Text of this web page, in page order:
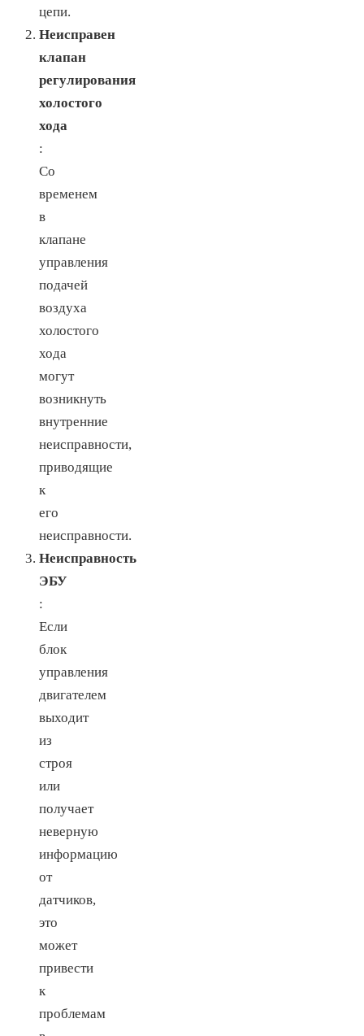
цепи.
Неисправен
клапан
регулирования
холостого
хода
:
Со
временем
в
клапане
управления
подачей
воздуха
холостого
хода
могут
возникнуть
внутренние
неисправности,
приводящие
к
его
неисправности.
Неисправность
ЭБУ
:
Если
блок
управления
двигателем
выходит
из
строя
или
получает
неверную
информацию
от
датчиков,
это
может
привести
к
проблемам